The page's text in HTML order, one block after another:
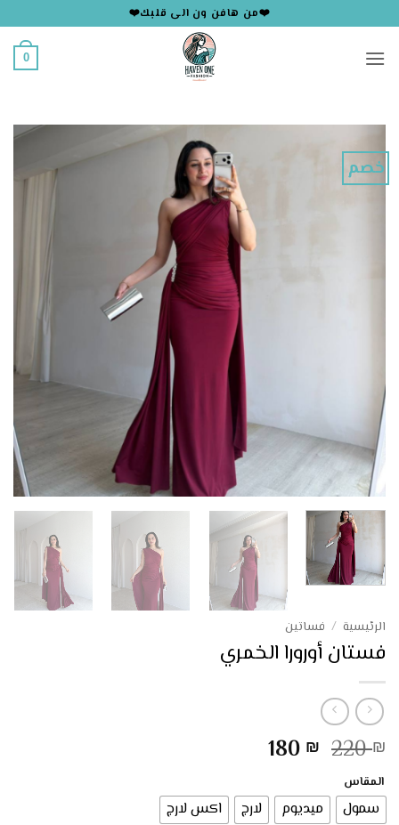
للمحتوى
❤️من هافن ون الى قلبك❤️
0
خصم
الرئيسية / فساتين
فستان أورورا الخمري
220₪ السعر
هو:
220 ₪.
180 ₪ السعر
هو:
180 ₪.
المقاس
سمول ميديوم لارج اكس لارج